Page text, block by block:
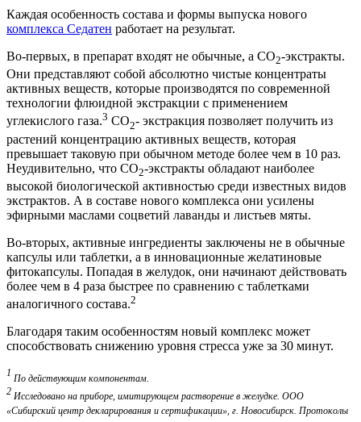
Каждая особенность состава и формы выпуска нового
комплекса Седатен работает на результат.
Во-первых, в препарат входят не обычные, а СО2-экстракты.
Они представляют собой абсолютно чистые концентраты
активных веществ, которые производятся по современной
технологии флюидной экстракции с применением
углекислого газа.3 СО2- экстракция позволяет получить из
растений концентрацию активных веществ, которая
превышает таковую при обычном методе более чем в 10 раз.
Неудивительно, что СО2-экстракты обладают наиболее
высокой биологической активностью среди известных видов
экстрактов. А в составе нового комплекса они усилены
эфирными маслами соцветий лаванды и листьев мяты.
Во-вторых, активные ингредиенты заключены не в обычные
капсулы или таблетки, а в инновационные желатиновые
фитокапсулы. Попадая в желудок, они начинают действовать
более чем в 4 раза быстрее по сравнению с таблетками
аналогичного состава.2
Благодаря таким особенностям новый комплекс может
способствовать снижению уровня стресса уже за 30 минут.
1 По действующим компонентам.
2 Исследовано на приборе, имитирующем растворение в желудке. ООО
«Сибирский центр декларирования и сертификации», г. Новосибирск. Протоколы